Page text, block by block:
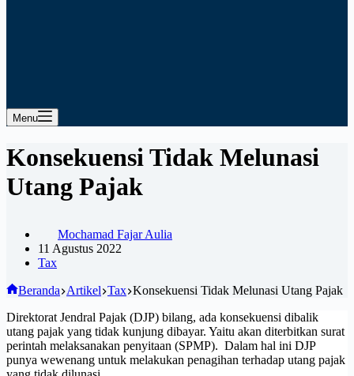
Menu
Konsekuensi Tidak Melunasi
Utang Pajak
Mochamad Fajar Aulia
11 Agustus 2022
Tax
Beranda Artikel Tax Konsekuensi Tidak Melunasi Utang Pajak
Direktorat Jendral Pajak (DJP) bilang, ada konsekuensi dibalik
utang pajak yang tidak kunjung dibayar. Yaitu akan diterbitkan surat
perintah melaksanakan penyitaan (SPMP). Dalam hal ini DJP
punya wewenang untuk melakukan penagihan terhadap utang pajak